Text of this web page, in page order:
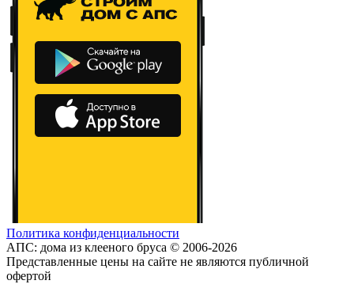
Политика конфиденциальности
АПС: дома из клееного бруса © 2006-2026
Представленные цены на сайте не являются публичной
офертой